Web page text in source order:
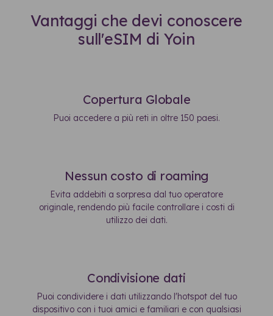
Vantaggi che devi conoscere
sull'eSIM di Yoin
Copertura Globale
Puoi accedere a più reti in oltre 150 paesi.
Nessun costo di roaming
Evita addebiti a sorpresa dal tuo operatore
originale, rendendo più facile controllare i costi di
utilizzo dei dati.
Condivisione dati
Puoi condividere i dati utilizzando l'hotspot del tuo
dispositivo con i tuoi amici e familiari e con qualsiasi